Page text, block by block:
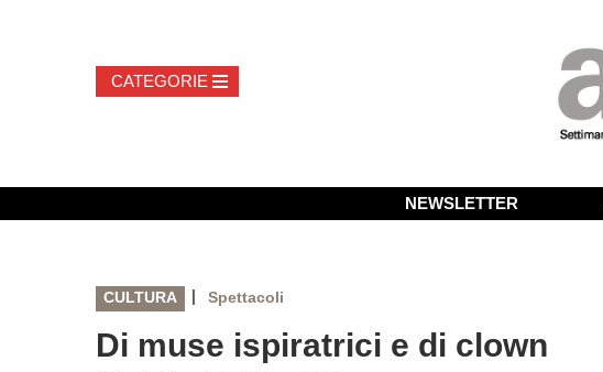
NEWSLETTER
CULTURA | Spettacoli
Di muse ispiratrici e di clown